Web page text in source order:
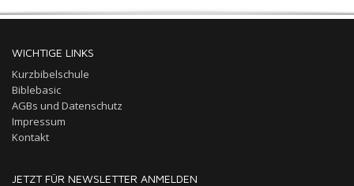
WICHTIGE LINKS
Kurzbibelschule
Biblebasic
AGBs und Datenschutz
Impressum
Kontakt
JETZT FÜR NEWSLETTER ANMELDEN